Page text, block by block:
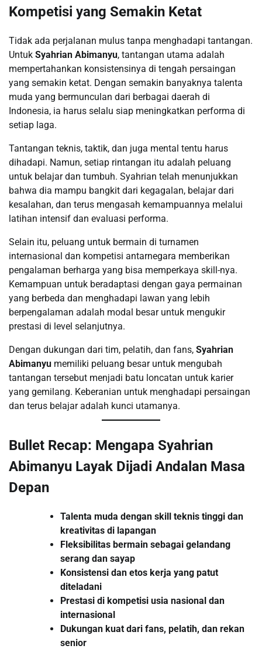
Kompetisi yang Semakin Ketat
Tidak ada perjalanan mulus tanpa menghadapi tantangan.
Untuk Syahrian Abimanyu, tantangan utama adalah
mempertahankan konsistensinya di tengah persaingan
yang semakin ketat. Dengan semakin banyaknya talenta
muda yang bermunculan dari berbagai daerah di
Indonesia, ia harus selalu siap meningkatkan performa di
setiap laga.
Tantangan teknis, taktik, dan juga mental tentu harus
dihadapi. Namun, setiap rintangan itu adalah peluang
untuk belajar dan tumbuh. Syahrian telah menunjukkan
bahwa dia mampu bangkit dari kegagalan, belajar dari
kesalahan, dan terus mengasah kemampuannya melalui
latihan intensif dan evaluasi performa.
Selain itu, peluang untuk bermain di turnamen
internasional dan kompetisi antarnegara memberikan
pengalaman berharga yang bisa memperkaya skill-nya.
Kemampuan untuk beradaptasi dengan gaya permainan
yang berbeda dan menghadapi lawan yang lebih
berpengalaman adalah modal besar untuk mengukir
prestasi di level selanjutnya.
Dengan dukungan dari tim, pelatih, dan fans, Syahrian
Abimanyu memiliki peluang besar untuk mengubah
tantangan tersebut menjadi batu loncatan untuk karier
yang gemilang. Keberanian untuk menghadapi persaingan
dan terus belajar adalah kunci utamanya.
Bullet Recap: Mengapa Syahrian
Abimanyu Layak Dijadi Andalan Masa
Depan
Talenta muda dengan skill teknis tinggi dan
kreativitas di lapangan
Fleksibilitas bermain sebagai gelandang
serang dan sayap
Konsistensi dan etos kerja yang patut
diteladani
Prestasi di kompetisi usia nasional dan
internasional
Dukungan kuat dari fans, pelatih, dan rekan
senior